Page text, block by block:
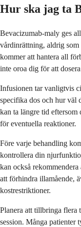
Hur ska jag ta
Bevacizumab-maly ges
vårdinrättning, aldrig
kommer att hantera all
inte oroa dig för att
Infusionen tar vanligtvis
specifika dos och hur väl
kan ta längre tid
för eventuella reaktioner.
Före varje behandling
kontrollera din
kan också
att förhindra illamående,
kostrestriktioner.
Planera att tillbringa flera
session. Många patienter